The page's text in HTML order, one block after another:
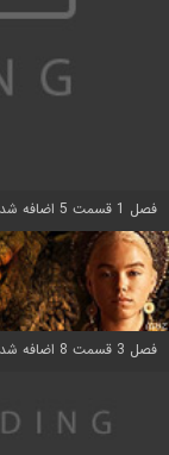
فصل 1 قسمت 5 اضافه شد
فصل 3 قسمت 8 اضافه شد